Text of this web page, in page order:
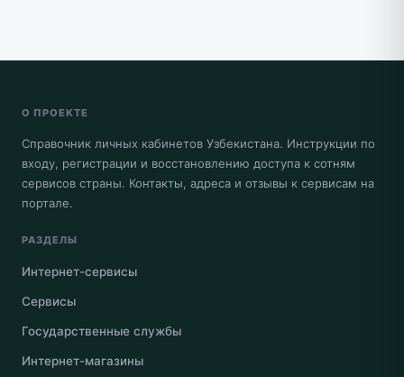
О ПРОЕКТЕ
Справочник личных кабинетов Узбекистана. Инструкции по
входу, регистрации и восстановлению доступа к сотням
сервисов страны. Контакты, адреса и отзывы к сервисам на
портале.
РАЗДЕЛЫ
Интернет-сервисы
Сервисы
Государственные службы
Интернет-магазины